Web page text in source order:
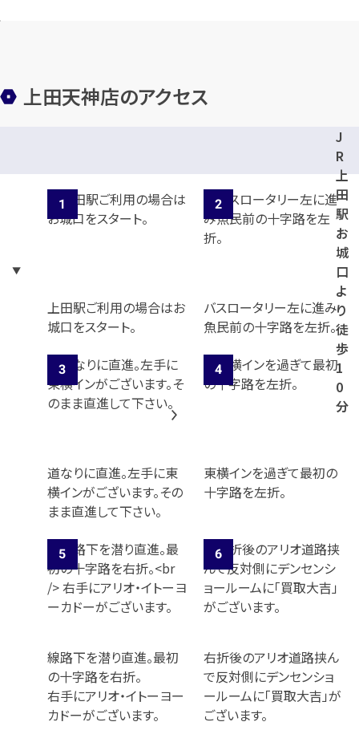
まずはお電話で 無料査定
メールで無料相談する
上田天神店のアクセス
J
R
上
田
駅
お
城
口
よ
り
徒
歩
1
0
分
上田駅ご利用の場合はお
城口をスタート。
バスロータリー左に進み
魚民前の十字路を左折。
道なりに直進。左手に東
横インがございます。その
まま直進して下さい。
東横インを過ぎて最初の
十字路を左折。
線路下を潜り直進。最初
の十字路を右折。
右手にアリオ・イトーヨー
カドーがございます。
右折後のアリオ道路挟ん
で反対側にデンセンショ
ールームに「買取大吉」が
ございます。